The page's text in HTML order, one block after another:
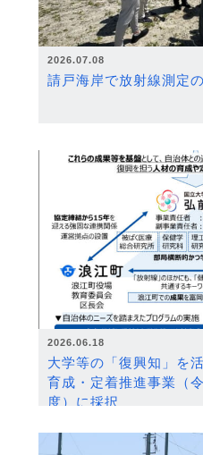
2026.07.08
請戸海岸で放射線測定
2026.06.18
大学等の「復興知」を
育成・定着推進事業（
度）に採択